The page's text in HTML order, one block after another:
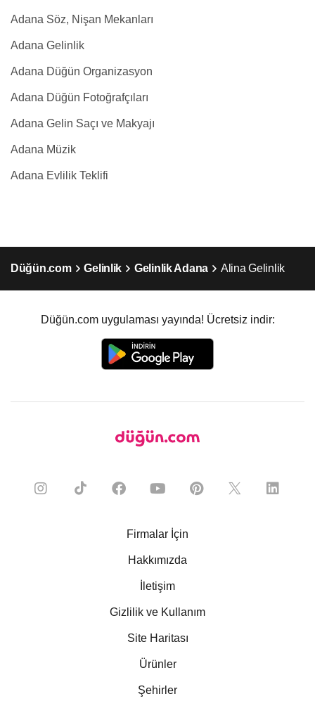
Adana Söz, Nişan Mekanları
Adana Gelinlik
Adana Düğün Organizasyon
Adana Düğün Fotoğrafçıları
Adana Gelin Saçı ve Makyajı
Adana Müzik
Adana Evlilik Teklifi
Düğün.com Gelinlik Gelinlik Adana Alina Gelinlik
Düğün.com uygulaması yayında! Ücretsiz indir:
Firmalar İçin
Hakkımızda
İletişim
Gizlilik ve Kullanım
Site Haritası
Ürünler
Şehirler